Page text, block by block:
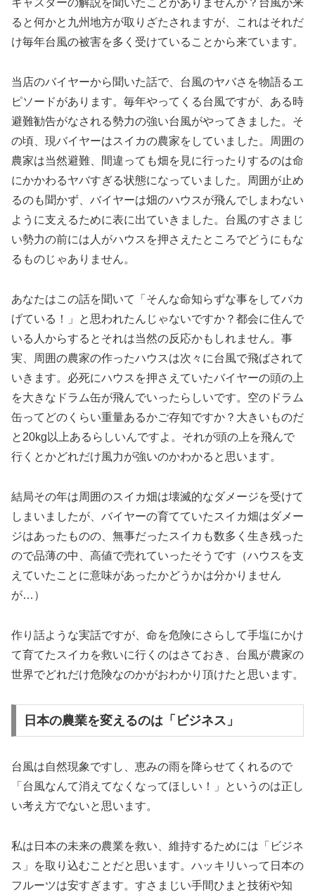
キャスターの解説を聞いたことがありませんか？台風が来
ると何かと九州地方が取りざたされますが、これはそれだ
け毎年台風の被害を多く受けていることから来ています。
当店のバイヤーから聞いた話で、台風のヤバさを物語るエ
ピソードがあります。毎年やってくる台風ですが、ある時
避難勧告がなされる勢力の強い台風がやってきました。そ
の頃、現バイヤーはスイカの農家をしていました。周囲の
農家は当然避難、間違っても畑を見に行ったりするのは命
にかかわるヤバすぎる状態になっていました。周囲が止め
るのも聞かず、バイヤーは畑のハウスが飛んでしまわない
ように支えるために表に出ていきました。台風のすさまじ
い勢力の前には人がハウスを押さえたところでどうにもな
るものじゃありません。
あなたはこの話を聞いて「そんな命知らずな事をしてバカ
げている！」と思われたんじゃないですか？都会に住んで
いる人からするとそれは当然の反応かもしれません。事
実、周囲の農家の作ったハウスは次々に台風で飛ばされて
いきます。必死にハウスを押さえていたバイヤーの頭の上
を大きなドラム缶が飛んでいったらしいです。空のドラム
缶ってどのくらい重量あるかご存知ですか？大きいものだ
と20kg以上あるらしいんですよ。それが頭の上を飛んで
行くとかどれだけ風力が強いのかわかると思います。
結局その年は周囲のスイカ畑は壊滅的なダメージを受けて
しまいましたが、バイヤーの育てていたスイカ畑はダメー
ジはあったものの、無事だったスイカも数多く生き残った
ので品薄の中、高値で売れていったそうです（ハウスを支
えていたことに意味があったかどうかは分かりません
が…）
作り話ような実話ですが、命を危険にさらして手塩にかけ
て育てたスイカを救いに行くのはさておき、台風が農家の
世界でどれだけ危険なのかがおわかり頂けたと思います。
日本の農業を変えるのは「ビジネス」
台風は自然現象ですし、恵みの雨を降らせてくれるので
「台風なんて消えてなくなってほしい！」というのは正し
い考え方でないと思います。
私は日本の未来の農業を救い、維持するためには「ビジネ
ス」を取り込むことだと思います。ハッキリいって日本の
フルーツは安すぎます。すさまじい手間ひまと技術や知